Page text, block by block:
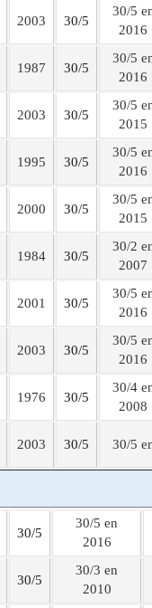
2003 30/5
30/5
2016
1987 30/5
30/5
2016
2003 30/5
30/5
2015
1995 30/5
30/5
2016
2000 30/5
30/5
2015
1984 30/5
30/2
2007
2001 30/5
30/5
2016
2003 30/5
30/5
2016
1976 30/5
30/4
2008
2003 30/5 30/5
30/5
30/5 en
2016
30/5
30/3 en
2010